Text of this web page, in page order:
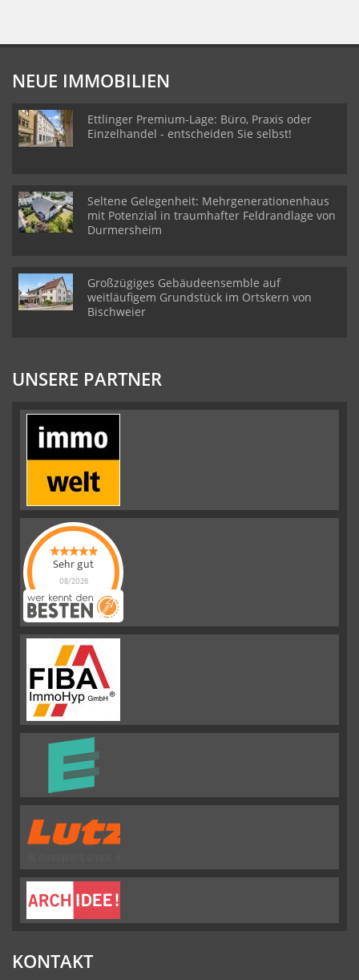
NEUE IMMOBILIEN
Ettlinger Premium-Lage: Büro, Praxis oder
Einzelhandel - entscheiden Sie selbst!
Seltene Gelegenheit: Mehrgenerationenhaus
mit Potenzial in traumhafter Feldrandlage von
Durmersheim
Großzügiges Gebäudeensemble auf
weitläufigem Grundstück im Ortskern von
Bischweier
UNSERE PARTNER
Sehr gut
08/2026
Emslander
Immobilien GMBH
Sternen |
292Emslander
Immobilien
GMBHBewertungen
auf
werkenntdenBESTEN.de
KONTAKT